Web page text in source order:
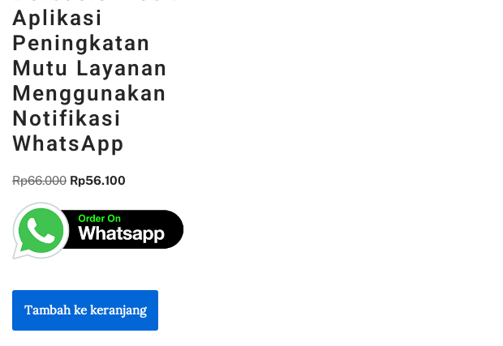
Aplikasi
Peningkatan
Mutu Layanan
Menggunakan
Notifikasi
WhatsApp
Rp66.000 Rp56.100
Tambah ke keranjang